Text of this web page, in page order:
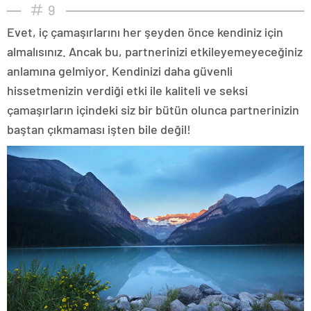
9
Evet, iç çamaşırlarını her şeyden önce kendiniz için
almalısınız. Ancak bu, partnerinizi etkileyemeyeceğiniz
anlamına gelmiyor. Kendinizi daha güvenli
hissetmenizin verdiği etki ile kaliteli ve seksi
çamaşırların içindeki siz bir bütün olunca partnerinizin
baştan çıkmaması işten bile değil!